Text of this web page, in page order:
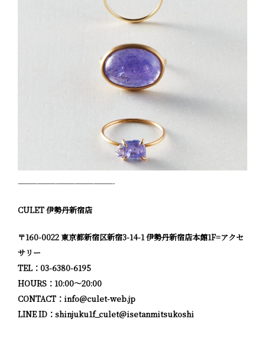
———————————————-
CULET 伊勢丹新宿店
〒160-0022 東京都新宿区新宿3-14-1 伊勢丹新宿店本館1F=アクセ
サリー
TEL：03-6380-6195
HOURS：10:00〜20:00
CONTACT：info@culet-web.jp
LINE ID： shinjuku1f_culet@isetanmitsukoshi